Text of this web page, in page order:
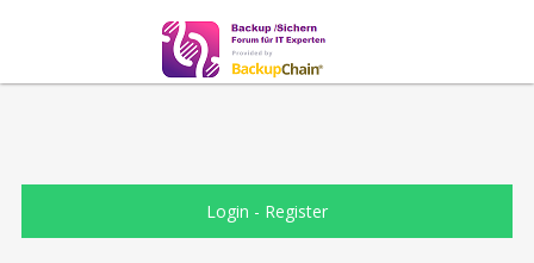
Login - Register